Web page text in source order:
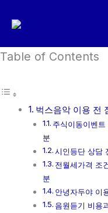
로
너
Table of Contents
벅스음악 이용 전
주식이동이벤
분
시인등단 상담
전월세가격 조
분
안녕자두야 이
음원듣기 비용